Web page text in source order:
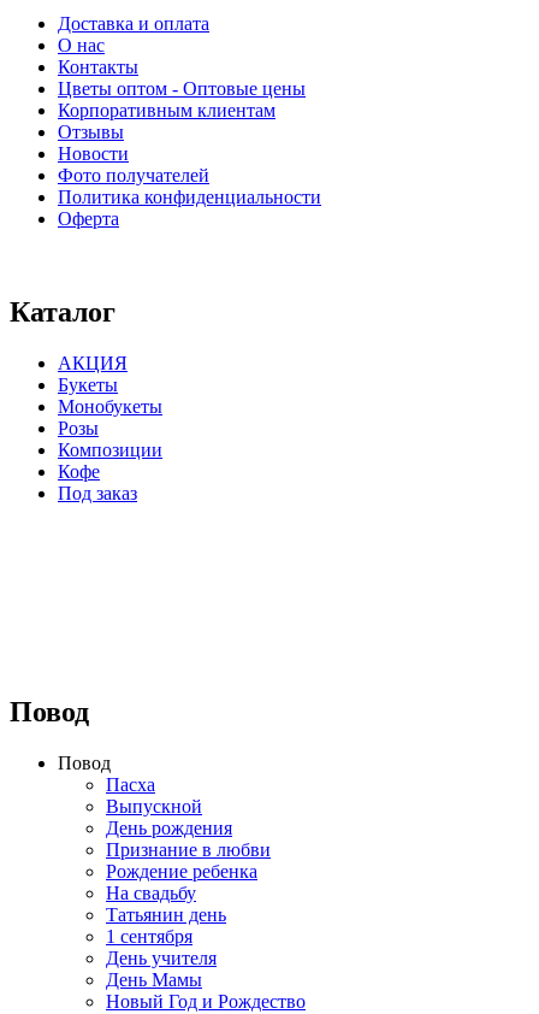
Доставка и оплата
О нас
Контакты
Цветы оптом - Оптовые цены
Корпоративным клиентам
Отзывы
Новости
Фото получателей
Политика конфиденциальности
Оферта
Каталог
АКЦИЯ
Букеты
Монобукеты
Розы
Композиции
Кофе
Под заказ
Повод
Повод
Пасха
Выпускной
День рождения
Признание в любви
Рождение ребенка
На свадьбу
Татьянин день
1 сентября
День учителя
День Мамы
Новый Год и Рождество